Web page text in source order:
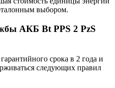
выбором.
АКБ Bt PPS 2 PzS
срока в 2 года и
следующих правил